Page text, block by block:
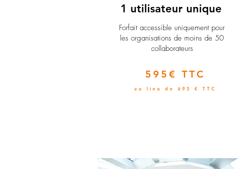
1 utilisateur unique
​Forfait accessible uniquement pour
les organisations de moins de 50
collaborateurs
595€ TTC
au lieu de 695 € TTC